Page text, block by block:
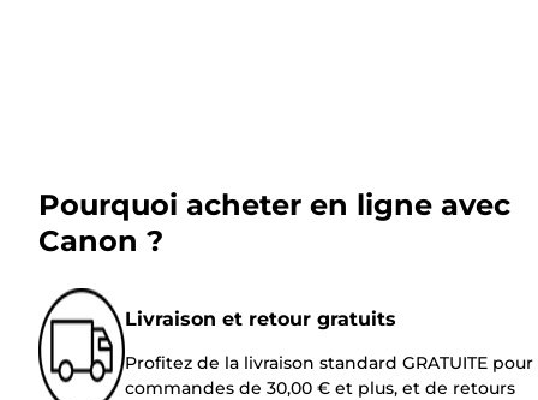
Pourquoi acheter en ligne avec
Canon ?
Livraison et retour gratuits
Profitez de la livraison standard GRATUITE pour
commandes de 30,00 € et plus, et de retours